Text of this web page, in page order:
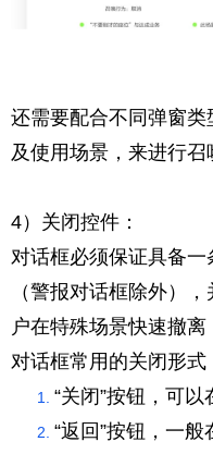
还需要配合不同弹窗
及使用场景，来进行召
4）关闭控件：
对话框必须保证具备
（警报对话框除外）
户在特殊场景快速撤离
对话框常用的关闭形式
“关闭”按钮，可以
“返回”按钮，一般